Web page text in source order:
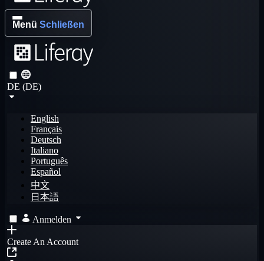
Menü Schließen
DE (DE)
English
Français
Deutsch
Italiano
Português
Español
中文
日本語
Anmelden
Create An Account